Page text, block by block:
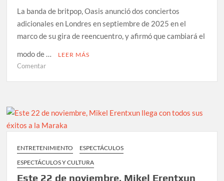
La banda de britpop, Oasis anunció dos conciertos
adicionales en Londres en septiembre de 2025 en el
marco de su gira de reencuentro, y afirmó que cambiará el
modo de …
LEER MÁS
Comentaren
dos
más
en
Londres
ENTRETENIMIENTO
ESPECTÁCULOS
ESPECTÁCULOS Y CULTURA
Este 22 de noviembre, Mikel Erentxun